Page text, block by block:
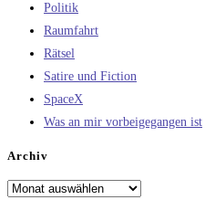
Politik
Raumfahrt
Rätsel
Satire und Fiction
SpaceX
Was an mir vorbeigegangen ist
Archiv
Archiv